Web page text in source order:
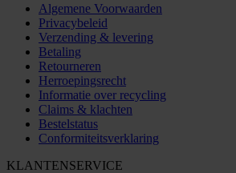
Algemene Voorwaarden
Privacybeleid
Verzending & levering
Betaling
Retourneren
Herroepingsrecht
Informatie over recycling
Claims & klachten
Bestelstatus
Conformiteitsverklaring
KLANTENSERVICE